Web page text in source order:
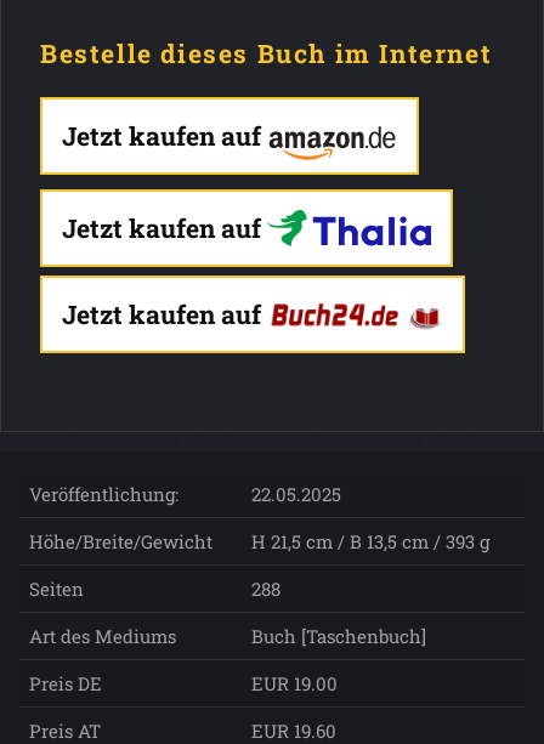
Bestelle dieses Buch im Internet
Jetzt kaufen auf
Jetzt kaufen auf
Jetzt kaufen auf
Veröffentlichung:
22.05.2025
Höhe/Breite/Gewicht
H 21,5 cm / B 13,5 cm / 393 g
Seiten
288
Art des Mediums
Buch [Taschenbuch]
Preis DE
EUR 19.00
Preis AT
EUR 19.60